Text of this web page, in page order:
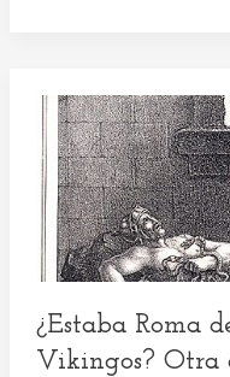
Channel
¿Estaba Roma
Vikingos? Otra